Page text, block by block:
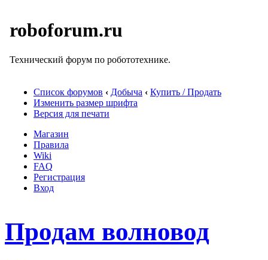
roboforum.ru
Технический форум по робототехнике.
Список форумов ‹ Добыча ‹ Купить / Продать
Изменить размер шрифта
Версия для печати
Магазин
Правила
Wiki
FAQ
Регистрация
Вход
Продам волновод